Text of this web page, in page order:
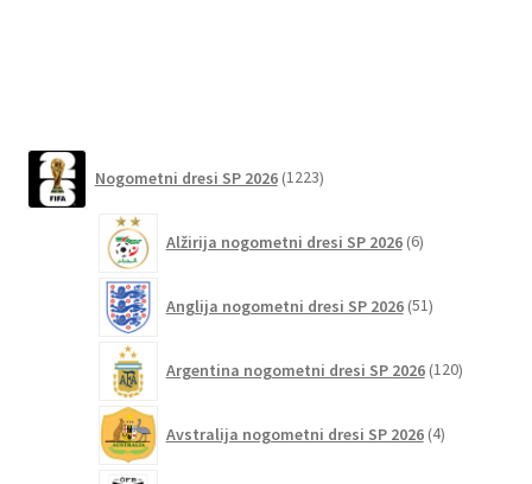
Nogometni dresi SP 2026 1223izdelkov
Alžirija nogometni dresi SP 2026 6izdelkov
Anglija nogometni dresi SP 2026 51izdelkov
Argentina nogometni dresi SP 2026 120izdelkov
Avstralija nogometni dresi SP 2026 4izdelki